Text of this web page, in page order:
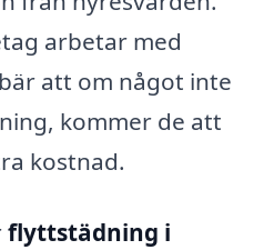
arbetar med
att om något inte
kommer de att
kostnad.
flyttstädning i